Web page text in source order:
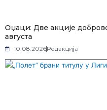
Оџаци: Две акције
августа
10.08.2026Редакција